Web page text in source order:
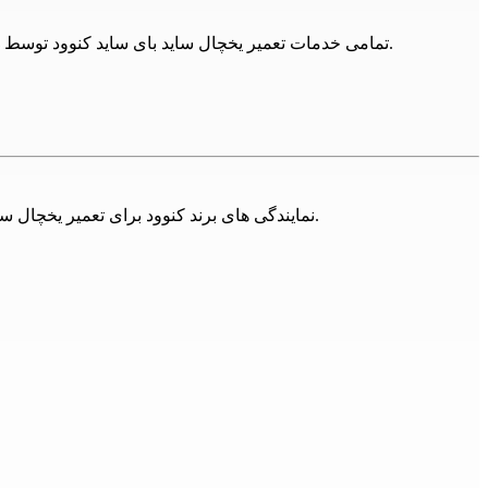
خود روبرو می‌شوند. در این مقاله، به بررسی مشکلات رایج یخچال و
تمامی خدمات تعمیر یخچال ساید بای ساید کنوود توسط 24تعمیر شامل گارانتی می باشد و در صورت بروز مجدد مشکل، با اعزام مجدد تکنسین مشکل دستگاه را به صورت کامل برطرف می کنیم.
نمایندگی های برند کنوود برای تعمیر یخچال ساید بای ساید کنوود در تهران فراوان اند، اما مجموعه 24تعمیر تلاش کرده تا با ارائه خدمات تخصصی همه این برندها پاسخگوی مشتریان باشد.